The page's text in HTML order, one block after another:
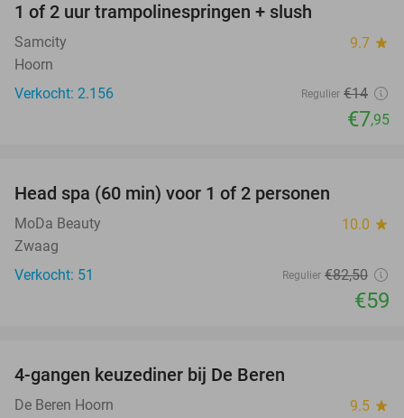
1 of 2 uur trampolinespringen + slush
Samcity 9.7 star
Hoorn
Verkocht: 2.156
Regulier €14
€7,95
Head spa (60 min) voor 1 of 2 personen
MoDa Beauty 10.0 star
Zwaag
Verkocht: 51
Regulier €82,50
€59
4-gangen keuzediner bij De Beren
De Beren Hoorn 9.5 star